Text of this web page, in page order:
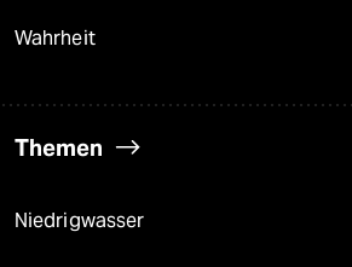
Wahrheit
Themen
Niedrigwasser